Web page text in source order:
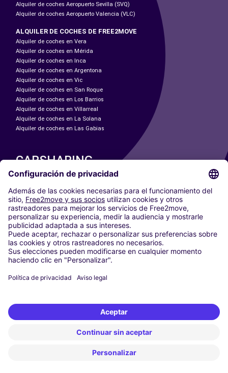
Alquiler de coches Aeropuerto Sevilla (SVQ)
Alquiler de coches Aeropuerto Valencia (VLC)
ALQUILER DE COCHES DE FREE2MOVE
Alquiler de coches en Vera
Alquiler de coches en Mérida
Alquiler de coches en Inca
Alquiler de coches en Argentona
Alquiler de coches en Vic
Alquiler de coches en San Roque
Alquiler de coches en Los Barrios
Alquiler de coches en Villarreal
Alquiler de coches en La Solana
Alquiler de coches en Las Gabias
CARSHARING
NUESTRAS CIUDADES
Paris
Madrid
Washington DC
Milán
Roma
Turín
Viena
Berlín
Düsseldorf